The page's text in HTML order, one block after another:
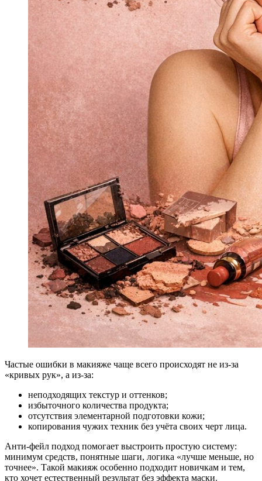
Частые ошибки в макияже чаще всего происходят не из-за
«кривых рук», а из-за:
неподходящих текстур и оттенков;
избыточного количества продукта;
отсутствия элементарной подготовки кожи;
копирования чужих техник без учёта своих черт лица.
Анти-фейл подход помогает выстроить простую систему:
минимум средств, понятные шаги, логика «лучше меньше, но
точнее». Такой макияж особенно подходит новичкам и тем,
кто хочет естественный результат без эффекта маски.